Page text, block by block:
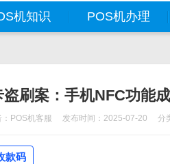
机知识 POS机办理
刷案：手机NFC功能
：POS机客服 发布时间：2025-07-20 分
款码